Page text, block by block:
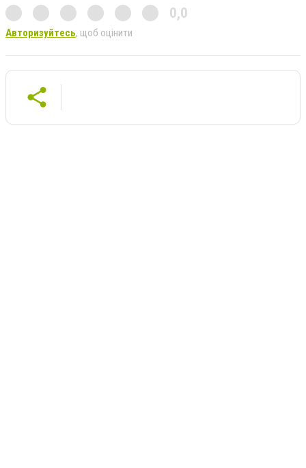
0,0
Авторизуйтесь, щоб оцінити